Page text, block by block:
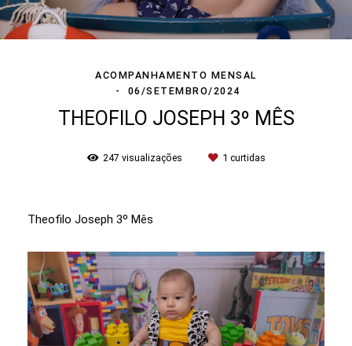
ACOMPANHAMENTO MENSAL
06/SETEMBRO/2024
THEOFILO JOSEPH 3º MÊS
247 visualizações 1 curtidas
Theofilo Joseph 3º Mês